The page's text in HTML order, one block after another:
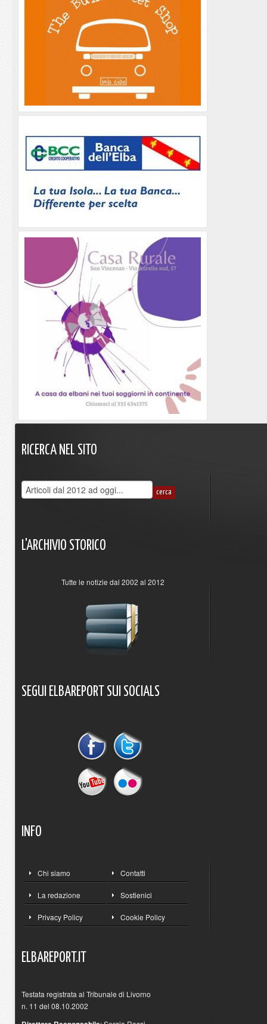
RICERCA NEL SITO
L'ARCHIVIO STORICO
Tutte le notizie dal 2002 al 2012
SEGUI ELBAREPORT SUI SOCIALS
INFO
Chi siamo Contatti
La redazione Sostienici
Privacy Policy Cookie Policy
ELBAREPORT.IT
Testata registrata al Tribunale di Livorno
n. 11 del 08.10.2002